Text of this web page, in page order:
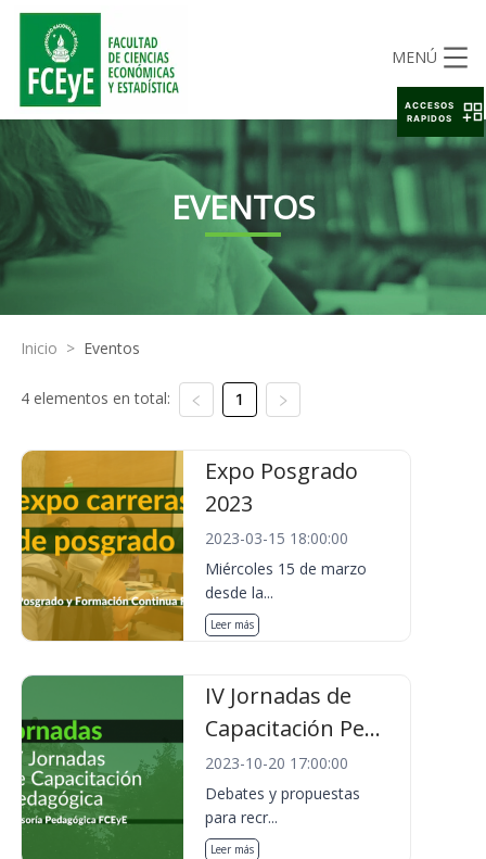
MENÚ
EVENTOS
Inicio > Eventos
4 elementos en total: 1
Expo Posgrado
2023
2023-03-15 18:00:00
Miércoles 15 de marzo
desde la...
Leer más
IV Jornadas de
Capacitación Pe...
2023-10-20 17:00:00
Debates y propuestas
para recr...
Leer más
ACCESOS
RAPIDOS